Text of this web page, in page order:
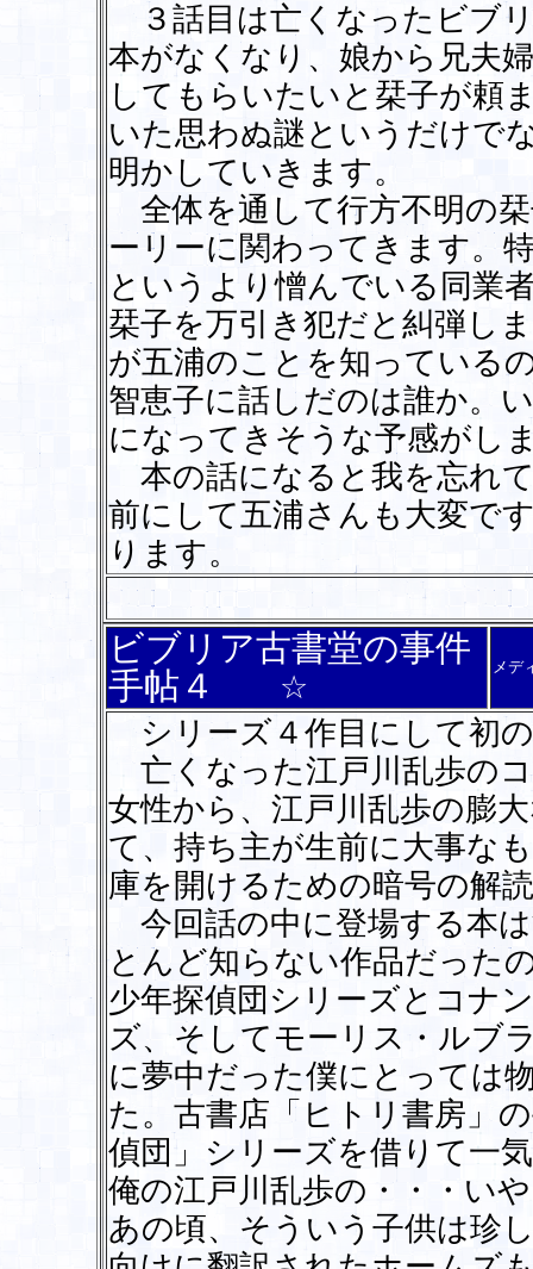
３話目は亡くなったビブ
本がなくなり、娘から兄夫
してもらいたいと栞子が頼
いた思わぬ謎というだけで
明かしていきます。
全体を通して行方不明の
ーリーに関わってきます。
というより憎んでいる同業
栞子を万引き犯だと糾弾し
が五浦のことを知っている
智恵子に話しだのは誰か。
になってきそうな予感がし
本の話になると我を忘れ
前にして五浦さんも大変で
ります。
ビブリア古書堂の事件
手帖４
☆
メデ
シリーズ４作目にして初
亡くなった江戸川乱歩の
女性から、江戸川乱歩の膨
て、持ち主が生前に大事な
庫を開けるための暗号の解
今回話の中に登場する本
とんど知らない作品だった
少年探偵団シリーズとコナ
ズ、そしてモーリス・ルブ
に夢中だった僕にとっては
た。古書店「ヒトリ書房」
偵団」シリーズを借りて一
俺の江戸川乱歩の・・・い
あの頃、そういう子供は珍